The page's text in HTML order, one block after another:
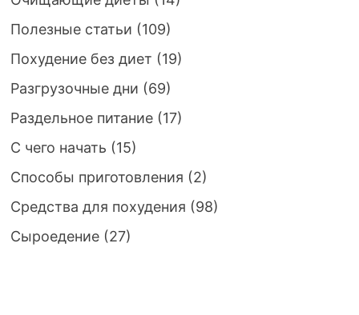
Полезные статьи (109)
Похудение без диет (19)
Разгрузочные дни (69)
Раздельное питание(17)
С чего начать (15)
Способы приготовления (2)
Средства для похудения (98)
Сыроедение(27)